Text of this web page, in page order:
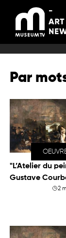
contenu
Par
"L’Atelier du
Gustave
2